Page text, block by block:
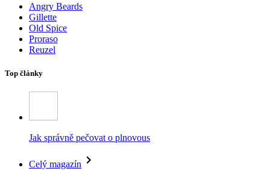
Angry Beards
Gillette
Old Spice
Proraso
Reuzel
Top články
Jak správně pečovat o plnovous
Celý magazín